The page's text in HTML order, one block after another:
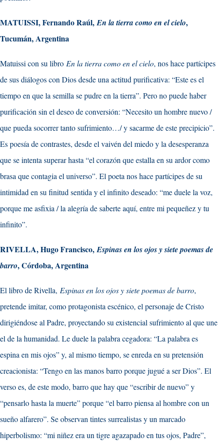
MATUISSI, Fernando Raúl,En la tierra como en el cielo,
Tucumán, Argentina
Matuissi con su libro En la tierra como en el cielo, nos hace partícipes
de sus diálogos con Dios desde una actitud purificativa: “Este es el
tiempo en que la semilla se pudre en la tierra”. Pero no puede haber
purificación sin el deseo de conversión: “Necesito un hombre nuevo /
que pueda socorrer tanto sufrimiento…/ y sacarme de este precipicio”.
Es poesía de contrastes, desde el vaivén del miedo y la desesperanza
que se intenta superar hasta “el corazón que estalla en su ardor como
brasa que contagia el universo”. El poeta nos hace partícipes de su
intimidad en su finitud sentida y el infinito deseado: “me duele la voz,
porque me asfixia / la alegría de saberte aquí, entre mi pequeñez y tu
infinito”.
RIVELLA, Hugo Francisco,Espinas en los ojos y siete poemas de
barro, Córdoba, Argentina
El libro de Rivella, Espinas en los ojos y siete poemas de barro,
pretende imitar, como protagonista escénico, el personaje de Cristo
dirigiéndose al Padre, proyectando su existencial sufrimiento al que une
el de la humanidad. Le duele la palabra cegadora: “La palabra es
espina en mis ojos” y, al mismo tiempo, se enreda en su pretensión
creacionista: “Tengo en las manos barro porque jugué a ser Dios”. El
verso es, de este modo, barro que hay que “escribir de nuevo” y
“pensarlo hasta la muerte” porque “el barro piensa al hombre con un
sueño alfarero”. Se observan tintes surrealistas y un marcado
hiperbolismo: “mi niñez era un tigre agazapado en tus ojos, Padre”,